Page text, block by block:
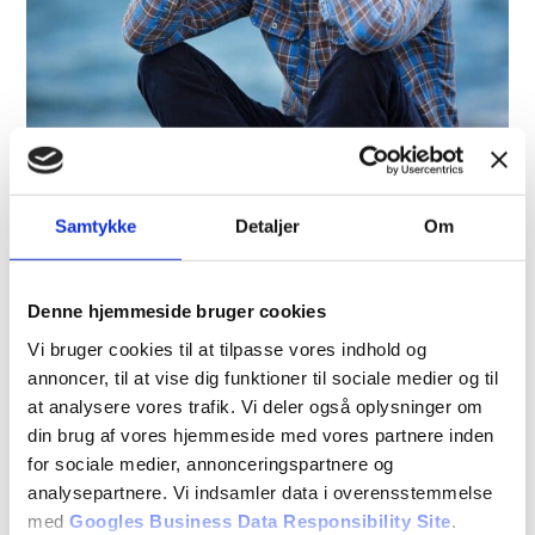
Samtykke Detaljer Om
Denne hjemmeside bruger cookies
Vi bruger cookies til at tilpasse vores indhold og
annoncer, til at vise dig funktioner til sociale medier og til
at analysere vores trafik. Vi deler også oplysninger om
din brug af vores hjemmeside med vores partnere inden
for sociale medier, annonceringspartnere og
analysepartnere. Vi indsamler data i overensstemmelse
med Googles Business Data Responsibility Site
Behandling af migræne med
akupunktur
Læs mere